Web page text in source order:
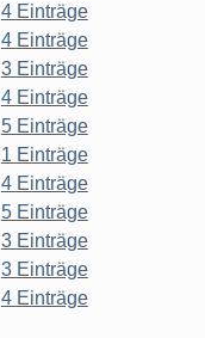
4 Einträge
4 Einträge
3 Einträge
4 Einträge
5 Einträge
1 Einträge
4 Einträge
5 Einträge
3 Einträge
3 Einträge
4 Einträge